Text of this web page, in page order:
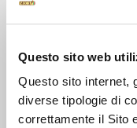
Questo sito web
Questo sito internet,
diverse tipologie di
correttamente il Sito